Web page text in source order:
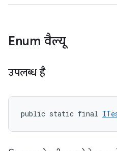
Enum वैल्यू
उपलब्ध है
public static final